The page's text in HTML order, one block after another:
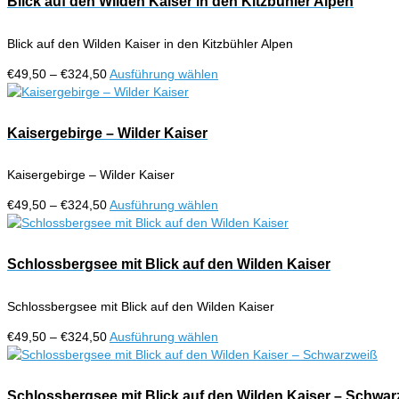
Produktseite
werden
Varianten
Die
können
Blick auf den Wilden Kaiser in den Kitzbühler Alpen
€49,50 – €324,50Preisspanne:
€49,50
€324,50
Ausführung wählen
können
auf
Produktseite
werden
Kaisergebirge – Wilder Kaiser
Kaisergebirge – Wilder Kaiser
€49,50 – €324,50Preisspanne:
€49,50
€324,50
Ausführung wählen
Produkt
mehrere
Varianten
Die
können
auf
Schlossbergsee mit Blick auf den Wilden Kaiser
Schlossbergsee mit Blick auf den Wilden Kaiser
€49,50 – €324,50Preisspanne:
€49,50
€324,50
Ausführung wählen
Produkt
mehrere
Schlossbergsee mit Blick auf den Wilden Kaiser –